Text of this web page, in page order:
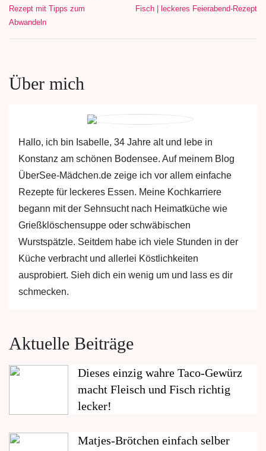
Rezept mit Tipps zum
Abwandeln
Fisch | leckeres Feierabend-Rezept
Über mich
Hallo, ich bin Isabelle, 34 Jahre alt und lebe in
Konstanz am schönen Bodensee. Auf meinem Blog
ÜberSee-Mädchen.de zeige ich vor allem einfache
Rezepte für leckeres Essen. Meine Kochkarriere
begann mit der Sehnsucht nach Heimatküche wie
Grießklöschensuppe oder schwäbischen
Wurstspätzle. Seitdem habe ich viele Stunden in der
Küche verbracht und allerlei Köstlichkeiten
ausprobiert. Sieh dich ein wenig um und lass es dir
schmecken.
Aktuelle Beiträge
Dieses einzig wahre Taco-Gewürz
macht Fleisch und Fisch richtig
lecker!
Matjes-Brötchen einfach selber